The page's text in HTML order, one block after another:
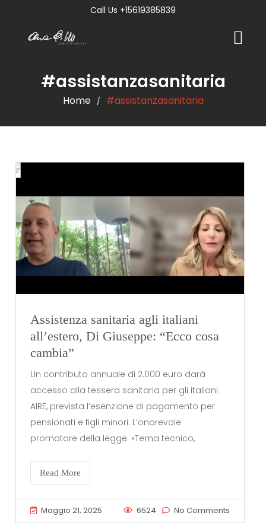
Call Us +15619385839
#assistanzasanitaria
Home / #assistanzasanitaria
Assistenza sanitaria agli italiani
all’estero, Di Giuseppe: “Ecco cosa
cambia”
Un contributo annuale di 2.000 euro darà
accesso alla tessera sanitaria per gli italiani
AIRE, prevista l’esenzione di pagamento per
pensionati e figli minori. L’onorevole
promotore della legge: «Tema tecnico,
Read More
Maggio 21, 2025 6524 No Comments